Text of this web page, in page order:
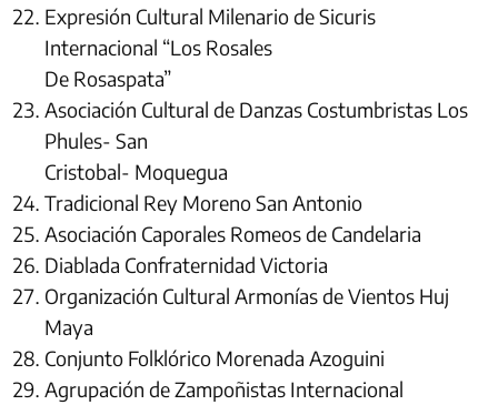
Expresión Cultural Milenario de Sicuris
Internacional “Los Rosales
De Rosaspata”
Asociación Cultural de Danzas Costumbristas Los
Phules- San
Cristobal- Moquegua
Tradicional Rey Moreno San Antonio
Asociación Caporales Romeos de Candelaria
Diablada Confraternidad Victoria
Organización Cultural Armonías de Vientos Huj
Maya
Conjunto Folklórico Morenada Azoguini
Agrupación de Zampoñistas Internacional